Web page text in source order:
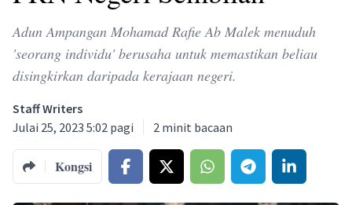
Adun Ampangan Mohamad Rafie Ab Malek menuduh
'seorang individu' berusaha untuk memastikan beliau
disingkirkan daripada kerajaan negeri.
Staff Writers
Julai 25, 2023 5:02 pagi
2 minit bacaan
Kongsi